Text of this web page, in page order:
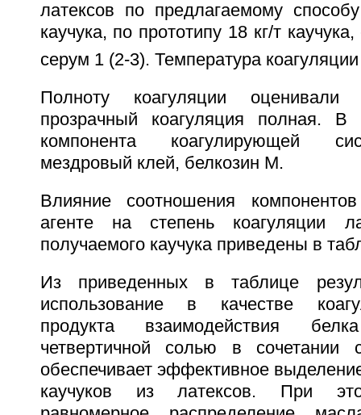
латексов по предлагаемому
каучука, по прототипу 18 кг/т
серум 1 (2-3). Температура
Полноту коагуляции оценивали
прозрачный коагуляция полная. В
компонента коагулирующей
мездровый клей, белкозин М.
Влияние соотношения
агенте на степень коагуляции
получаемого каучука приведены в
Из приведенных в таблице
использование в качестве
продукта взаимодействия
четвертичной солью в сочетании
обеспечивает эффективное
каучуков из латексов. При